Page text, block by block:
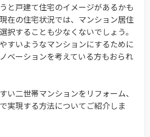
と戸建て住宅のイメージがあるかも
在の住宅状況では、マンション居住
択することも少なくないでしょう。
すいようなマンションにするために
ベーションを考えている方もおられ
い二世帯マンションをリフォーム、
実現する方法についてご紹介しま